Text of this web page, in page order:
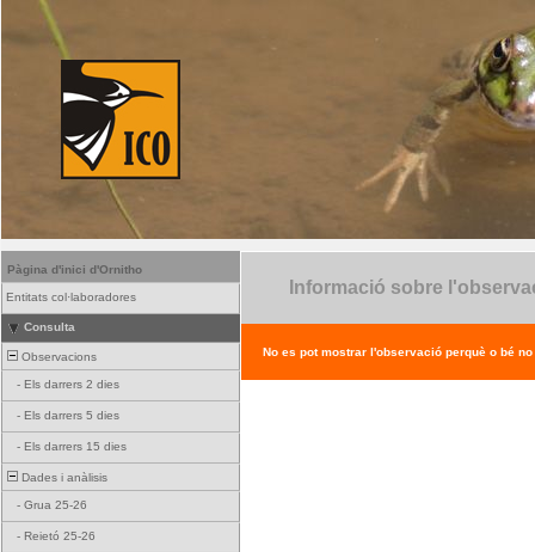
Pàgina d'inici d'Ornitho
Entitats col·laboradores
Consulta
Observacions
- Els darrers 2 dies
- Els darrers 5 dies
- Els darrers 15 dies
Dades i anàlisis
- Grua 25-26
- Reietó 25-26
Informació sobre
No es pot mostrar l'observació perquè o bé